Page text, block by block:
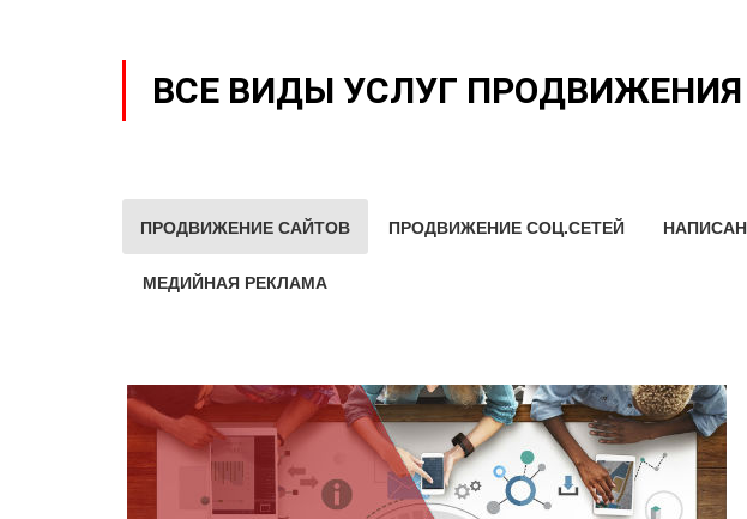
ВСЕ ВИДЫ УСЛУГ
ПРОДВИЖЕНИЕ САЙТОВ ПРОДВИЖЕНИЕ СОЦ.СЕТЕЙ
МЕДИЙНАЯ РЕКЛАМА